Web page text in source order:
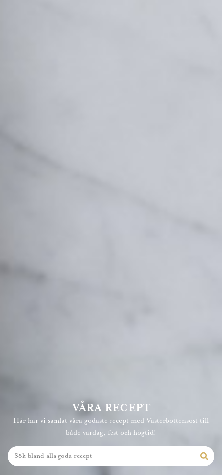
VÅRA RECEPT
Här har vi samlat våra godaste recept med Västerbottensost till
både vardag, fest och högtid!